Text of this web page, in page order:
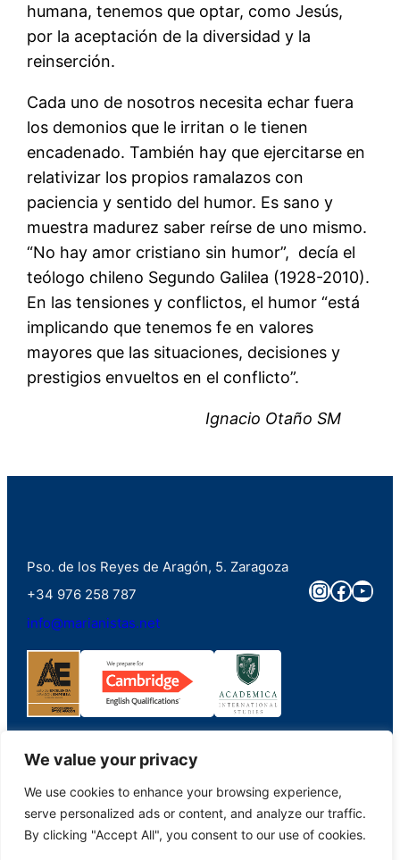
We value your privacy
We use cookies to enhance your browsing experience,
serve personalized ads or content, and analyze our traffic.
By clicking "Accept All", you consent to our use of cookies.
humana, tenemos que optar, como Jesús,
por la aceptación de la diversidad y la
reinserción.
Cada uno de nosotros necesita echar fuera
los demonios que le irritan o le tienen
encadenado. También hay que ejercitarse en
relativizar los propios ramalazos con
paciencia y sentido del humor. Es sano y
muestra madurez saber reírse de uno mismo.
“No hay amor cristiano sin humor”, decía el
teólogo chileno Segundo Galilea (1928-2010).
En las tensiones y conflictos, el humor “está
implicando que tenemos fe en valores
mayores que las situaciones, decisiones y
prestigios envueltos en el conflicto”.
Ignacio Otaño SM
Pso. de los Reyes de Aragón, 5. Zaragoza
+34 976 258 787
info@marianistas.net
©2023. Colegio Santa Maria del Pilar Marianistas (Zaragoza). Derechos